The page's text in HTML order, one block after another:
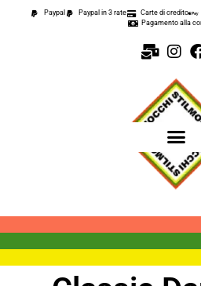
Paypal Paypal in 3 rate Carte di credito
Pagamento alla